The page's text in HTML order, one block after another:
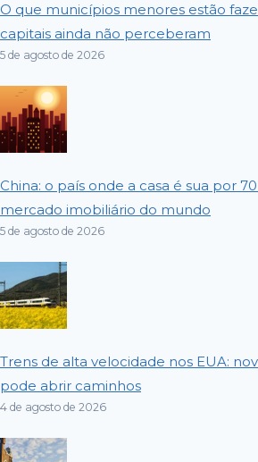
O que municípios menores estão
capitais ainda não perceberam
5 de agosto de 2026
China: o país onde a casa é sua por
mercado imobiliário do mundo
5 de agosto de 2026
Trens de alta velocidade nos EUA:
pode abrir caminhos
4 de agosto de 2026